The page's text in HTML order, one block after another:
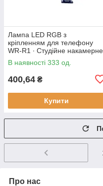
Лампа LED RGB з
кріпленням для телефону
WR-R1 ∙ Студійне накамерне
світло 3000-7000K
В наявності 333 од.
400,64 ₴
Купити
Про нас